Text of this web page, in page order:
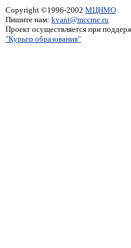
Copyright ©1996-2002 МЦНМО
Пишите нам: kvant@mccme.ru
Проект осуществляется при
"Курьер образования"